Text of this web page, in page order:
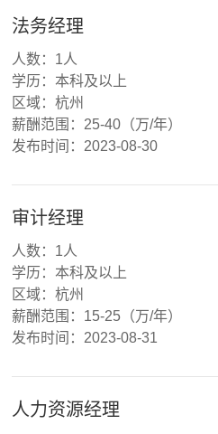
法务经理
人数：1人
学历：本科及以上
区域：杭州
薪酬范围：25-40（万/年）
发布时间：2023-08-30
审计经理
人数：1人
学历：本科及以上
区域：杭州
薪酬范围：15-25（万/年）
发布时间：2023-08-31
人力资源经理